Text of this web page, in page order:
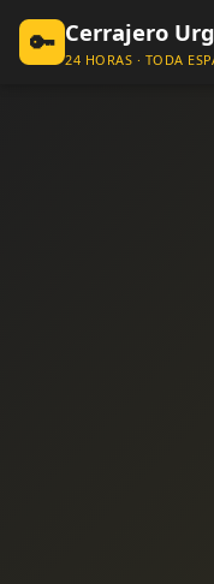
🔑 Cerrajero
24 HORAS · TODA